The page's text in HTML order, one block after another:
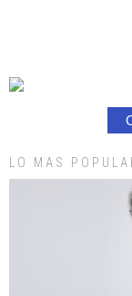
LO MAS